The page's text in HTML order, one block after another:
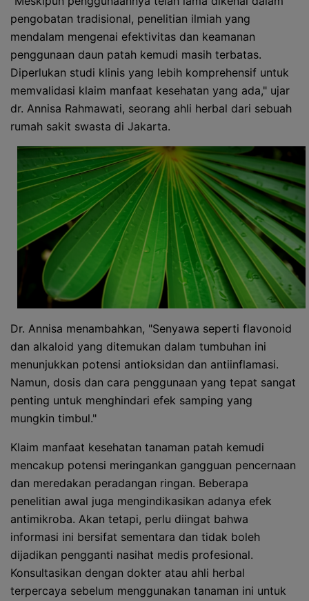
pengobatan tradisional, penelitian ilmiah yang
mendalam mengenai efektivitas dan keamanan
penggunaan daun patah kemudi masih terbatas.
Diperlukan studi klinis yang lebih komprehensif untuk
memvalidasi klaim manfaat kesehatan yang ada," ujar
dr. Annisa Rahmawati, seorang ahli herbal dari sebuah
rumah sakit swasta di Jakarta.
Dr. Annisa menambahkan, "Senyawa seperti flavonoid
dan alkaloid yang ditemukan dalam tumbuhan ini
menunjukkan potensi antioksidan dan antiinflamasi.
Namun, dosis dan cara penggunaan yang tepat sangat
penting untuk menghindari efek samping yang
mungkin timbul."
Klaim manfaat kesehatan tanaman patah kemudi
mencakup potensi meringankan gangguan pencernaan
dan meredakan peradangan ringan. Beberapa
penelitian awal juga mengindikasikan adanya efek
antimikroba. Akan tetapi, perlu diingat bahwa
informasi ini bersifat sementara dan tidak boleh
dijadikan pengganti nasihat medis profesional.
Konsultasikan dengan dokter atau ahli herbal
terpercaya sebelum menggunakan tanaman ini untuk